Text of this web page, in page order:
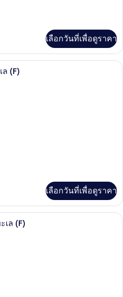
เลือกวันที่เพื่อดูราคา
เครื่องนอนระดับพรีเมียม, ผ้านวมขนเ
ล (F)
เลือกวันที่เพื่อดูราคา
เครื่องนอนระดับพรีเมียม, ผ้านวมขนเ
เล (F)